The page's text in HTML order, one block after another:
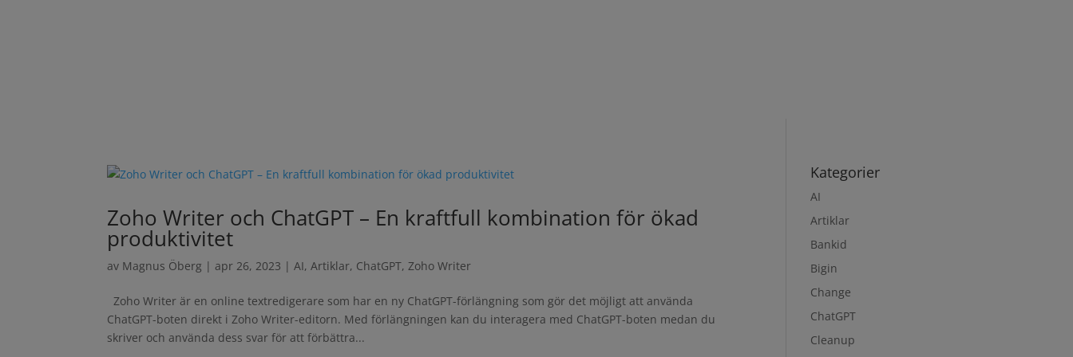
Zoho Writer och ChatGPT – En kraftfull kombination för ökad
produktivitet
av Magnus Öberg |apr 26, 2023 |AI,Artiklar, ChatGPT,Zoho Writer
Zoho Writer är en online textredigerare som har en ny ChatGPT-förlängning som gör det möjligt att använda
ChatGPT-boten direkt i Zoho Writer-editorn. Med förlängningen kan du interagera med ChatGPT-boten medan du
skriver och använda dess svar för att förbättra...
Kategorier
AI
Artiklar
Bankid
Bigin
Change
ChatGPT
Cleanup